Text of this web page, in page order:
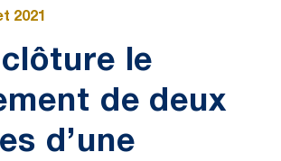
2021
le
de deux
d’une